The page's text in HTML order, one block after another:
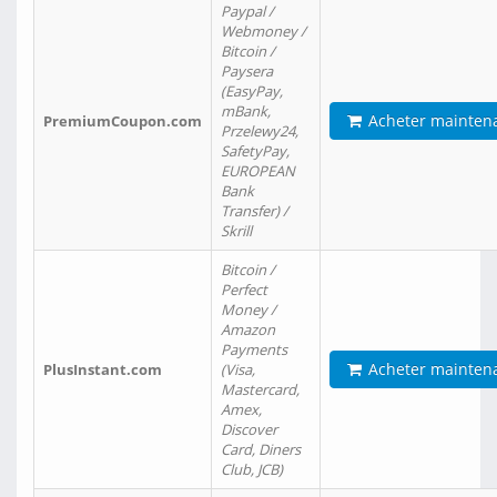
PremiumCoupon.com
Paypal /
Webmoney /
Bitcoin /
Paysera
(EasyPay,
mBank,
Przelewy24,
SafetyPay,
EUROPEAN
Bank
Transfer) /
Skrill
Acheter
PlusInstant.com
Bitcoin /
Perfect
Money /
Amazon
Payments
(Visa,
Mastercard,
Amex,
Discover
Card, Diners
Club, JCB)
Acheter